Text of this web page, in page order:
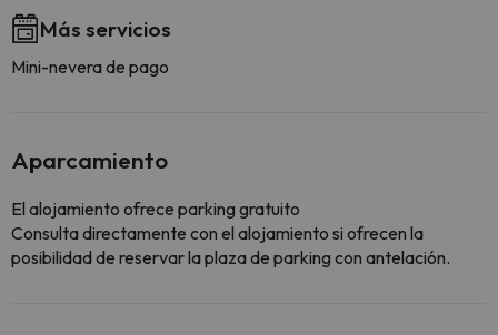
Más servicios
Mini-nevera de pago
Aparcamiento
El alojamiento ofrece parking gratuito
Consulta directamente con el alojamiento si ofrecen la
posibilidad de reservar la plaza de parking con antelación.